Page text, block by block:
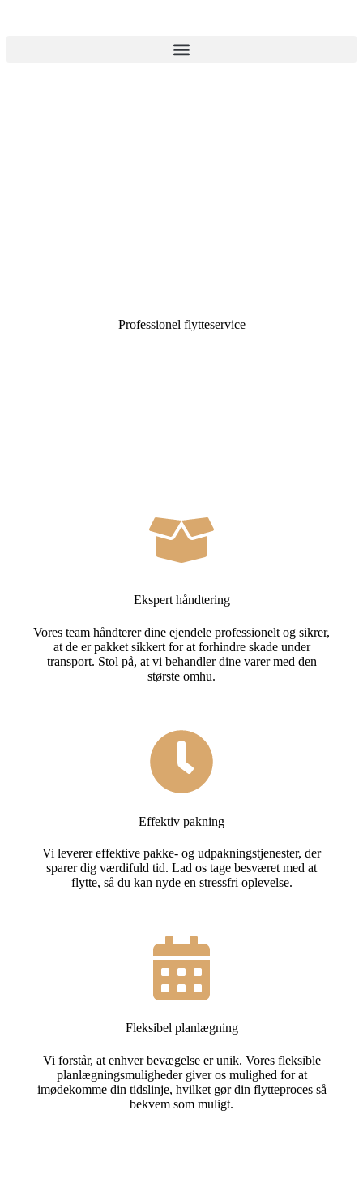
Professionel flytteservice
Ekspert håndtering
Vores team håndterer dine ejendele professionelt og sikrer,
at de er pakket sikkert for at forhindre skade under
transport. Stol på, at vi behandler dine varer med den
største omhu.
Effektiv pakning
Vi leverer effektive pakke- og udpakningstjenester, der
sparer dig værdifuld tid. Lad os tage besværet med at
flytte, så du kan nyde en stressfri oplevelse.
Fleksibel planlægning
Vi forstår, at enhver bevægelse er unik. Vores fleksible
planlægningsmuligheder giver os mulighed for at
imødekomme din tidslinje, hvilket gør din flytteproces så
bekvem som muligt.